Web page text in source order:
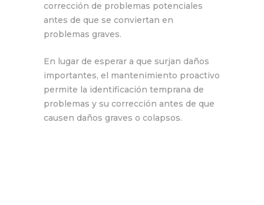
corrección de problemas potenciales
antes de que se conviertan en
problemas graves.
En lugar de esperar a que surjan daños
importantes, el mantenimiento proactivo
permite la identificación temprana de
problemas y su corrección antes de que
causen daños graves o colapsos.